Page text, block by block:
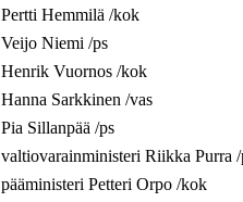
Pertti Hemmilä /kok
Veijo Niemi /ps
Henrik Vuornos /kok
Hanna Sarkkinen /vas
Pia Sillanpää /ps
valtiovarainministeri Riikka Purra /
pääministeri Petteri Orpo /kok